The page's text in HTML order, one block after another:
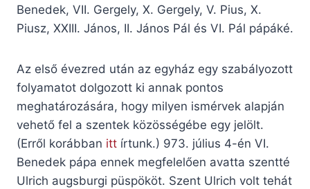
Benedek, VII. Gergely, X. Gergely, V. Pius, X.
Piusz, XXIII. János, II. János Pál és VI. Pál pápáké.
Az első évezred után az egyház egy szabályozott
folyamatot dolgozott ki annak pontos
meghatározására, hogy milyen ismérvek alapján
vehető fel a szentek közösségébe egy jelölt.
(Erről korábban itt írtunk.) 973. július 4-én VI.
Benedek pápa ennek megfelelően avatta szentté
Ulrich augsburgi püspököt. Szent Ulrich volt tehát